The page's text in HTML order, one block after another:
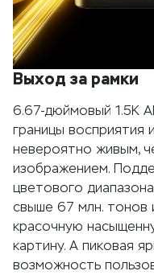
Выход за рамки
6.67-дюймовый 1.5К
границы восприятия
невероятно живым,
изображением.
цветового
свыше 67 млн. тонов
красочную
картину. А пиковая
возможность